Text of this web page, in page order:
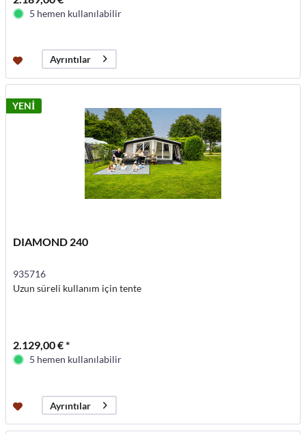
5 hemen kullanılabilir
Ayrıntılar
YENİ
DIAMOND 240
935716
Uzun süreli kullanım için tente
2.129,00 € *
5 hemen kullanılabilir
Ayrıntılar